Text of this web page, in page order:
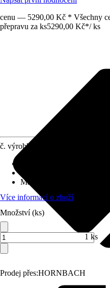
cenu — 5290,00 Kč * Všechny
přepravu za ks5290,00 Kč*/ ks
Prodej přes:HORNBACH
č. výrobku
Materiál
Více informací o zboží
Množství (ks)
1 ks